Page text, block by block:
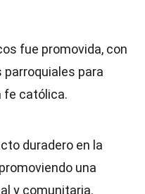
fue promovida, con
parroquiales para
fe católica.
duradero en la
una
y comunitaria.